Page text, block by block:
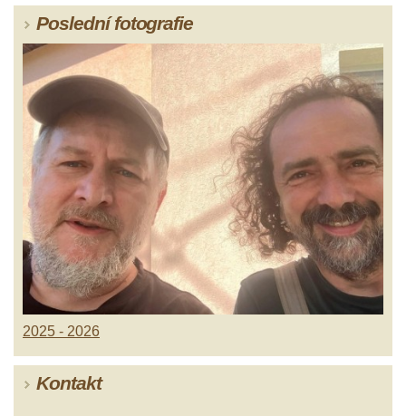
Poslední fotografie
2025 - 2026
Kontakt